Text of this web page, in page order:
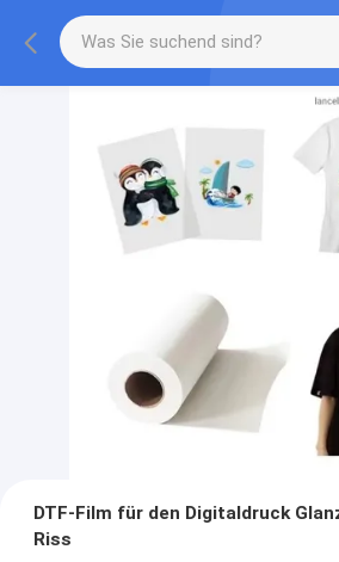
DTF-Film für den Digitaldruck
Riss